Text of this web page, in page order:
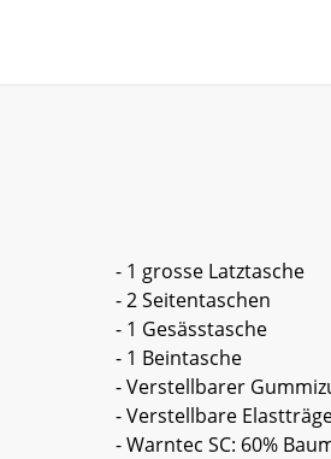
- 1 grosse Latztasche
- 2 Seitentaschen
- 1 Gesässtasche
- 1 Beintasche
- Verstellbarer
- Verstellbare
- Warntec SC: 60%